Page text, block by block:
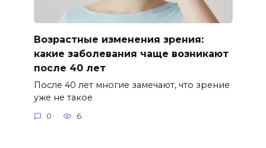
Возрастные изменения зрения:
какие заболевания чаще возникают
после 40 лет
После 40 лет многие замечают, что зрение
уже не такое
0 6